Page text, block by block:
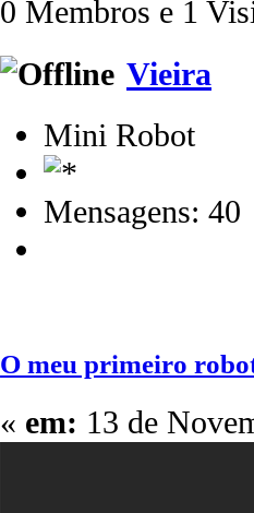
0 Membros e 1
Vieira
Mini Robot
Mensagens: 40
O meu primeiro
« em: 13 de